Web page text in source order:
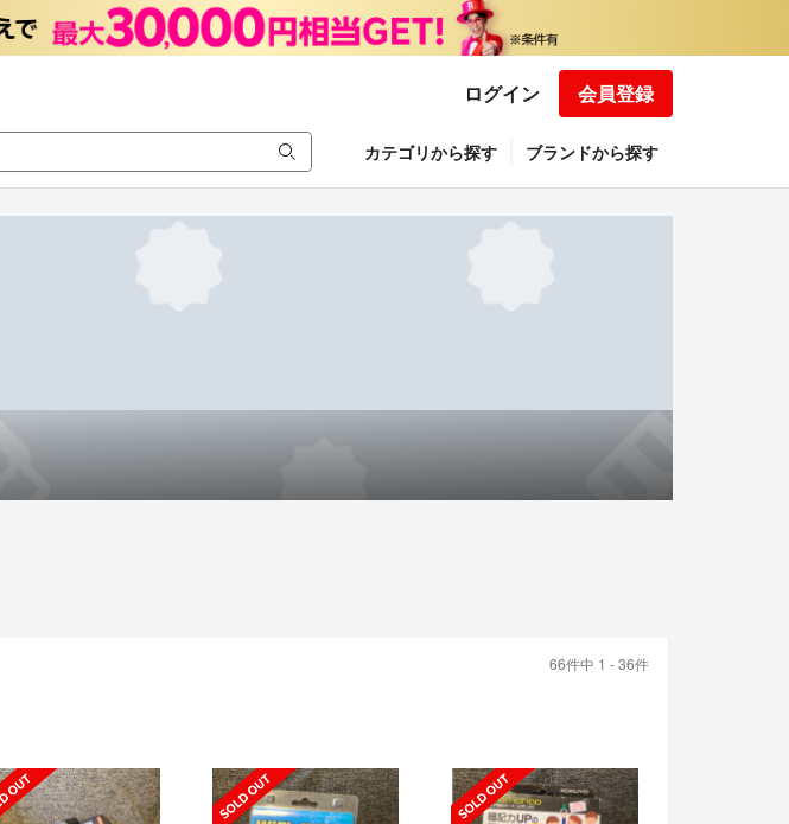
ログイン 会員登録
カテゴリから探す ブランドから探す
66件中 1 - 36件